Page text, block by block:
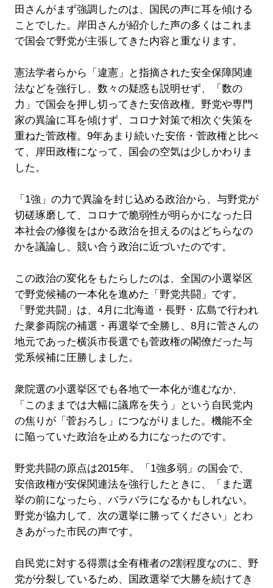
田さんがまず強調したのは、国民の声に耳を傾ける
ことでした。岸田さんが紹介した声の多くはこれま
で国会で野党が主張してきた内容と重なります。
憲法学者らから「違憲」と指摘された安全保障関連
法などを強行し、数々の疑惑も説明せず、「数の
力」で国会を押し切ってきた安倍政権。野党や専門
家の異論に耳を傾けず、コロナ対策で相次ぐ失策を
重ねた菅政権。9年あまり続いた安倍・菅政権と比べ
て、岸田政権になって、国会の空気は少しかわりま
した。
「1強」の力で異論を封じ込める政治から、与野党が
切磋琢磨して、コロナで脆弱性が明らかになった日
本社会の修復をはかる政治を担えるのはどちらなの
かを議論し、競い合う政治に近づいたのです。
この政治の変化をもたらしたのは、全国の小選挙区
で野党候補の一本化を進めた「野党共闘」です。
「野党共闘」は、4月に北海道・長野・広島で行われ
た衆参両院の補選・再選挙で全勝し、8月に菅さんの
地元であった横浜市長選でも菅政権の閣僚だった与
党系候補に圧勝しました。
衆院選の小選挙区でも各地で一本化が進むなか、
「このままでは大幅に議席を失う」という自民党内
の焦りが「菅おろし」につながりました。機能不全
に陥っていた政治を止める力になったのです。
野党共闘の原点は2015年。「1強多弱」の国会で、
安倍政権が安保関連法を強行したときに、「また選
挙の前になったら、バラバラになるかもしれない。
野党が協力して、次の選挙に勝ってください」とわ
きあがった市民の声です。
自民党に対する得票は全有権者の2割程度なのに、野
党が分裂しているため、国政選挙で大勝を続けてき